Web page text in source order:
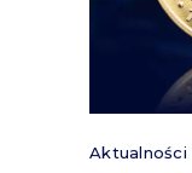
Aktualności